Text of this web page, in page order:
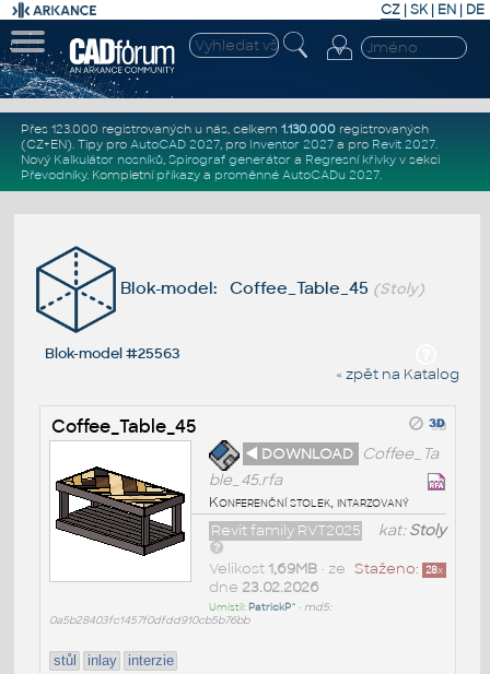
CZ | SK| EN | DE
Přes 123.000 registrovaných u nás, celkem 1.130.000registrovaných
(CZ+EN). Tipy pro AutoCAD 2027, pro Inventor 2027a pro Revit 2027.
Nový Kalkulátor nosníků, Spirograf generátor a Regresní křivkyv sekci
Převodníky. Kompletní příkazya proměnné AutoCADu 2027.
Blok-model: Coffee_Table_45 (Stoly)
Blok-model #25563
« zpět na Katalog
Coffee_Table_45
◄ DOWNLOAD Coffee_Ta
ble_45.rfa
Konferenční stolek, intarzovaný
kat:Stoly
Revit family RVT2025
Staženo: 28x
Velikost 1,69MB• ze
dne 23.02.2026
Umístil: PatrickP^ • md5:
0a5b28403fc1457f0dfdd910cb5b76bb
stůl inlay interzie